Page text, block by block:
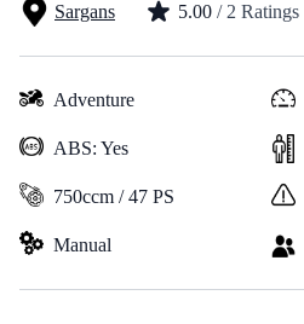
Sargans 5.00 / 2 Ratings
Adventure
ABS: Yes
750ccm / 47 PS
Manual